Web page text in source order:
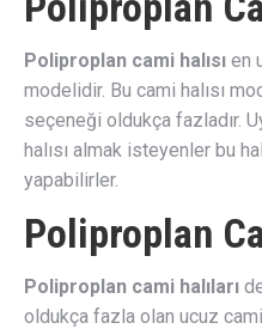
Poliproplan cami halısı en
modelidir. Bu cami halısı
seçeneği oldukça fazladır.
halısı almak isteyenler bu
yapabilirler.
Poliproplan
Poliproplan cami halıları
oldukça fazla olan ucuz cami